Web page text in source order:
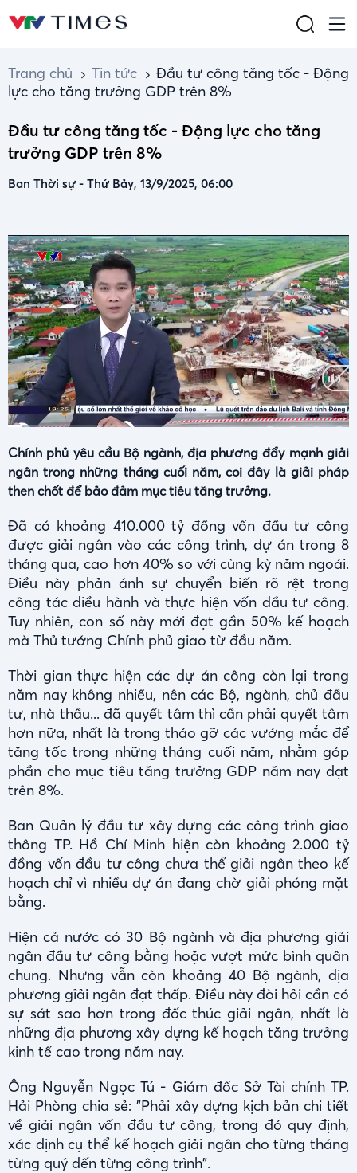
Trang chủ Tin tức
Đầu tư công tăng tốc - Động
lực cho tăng trưởng GDP trên 8%
Đầu tư công tăng tốc - Động lực cho tăng
trưởng GDP trên 8%
Ban Thời sự- Thứ Bảy, 13/9/2025, 06:00
Time
Chính phủ yêu cầu Bộ ngành, địa phương đẩy mạnh giải
ngân trong những tháng cuối năm, coi đây là giải pháp
then chốt để bảo đảm mục tiêu tăng trưởng.
Đã có khoảng 410.000 tỷ đồng vốn đầu tư công
được giải ngân vào các công trình, dự án trong 8
tháng qua, cao hơn 40% so với cùng kỳ năm ngoái.
Điều này phản ánh sự chuyển biến rõ rệt trong
công tác điều hành và thực hiện vốn đầu tư công.
Tuy nhiên, con số này mới đạt gần 50% kế hoạch
mà Thủ tướng Chính phủ giao từ đầu năm.
Thời gian thực hiện các dự án công còn lại trong
năm nay không nhiều, nên các Bộ, ngành, chủ đầu
tư, nhà thầu... đã quyết tâm thì cần phải quyết tâm
hơn nữa, nhất là trong tháo gỡ các vướng mắc để
tăng tốc trong những tháng cuối năm, nhằm góp
phần cho mục tiêu tăng trưởng GDP năm nay đạt
trên 8%.
Ban Quản lý đầu tư xây dựng các công trình giao
thông TP. Hồ Chí Minh hiện còn khoảng 2.000 tỷ
đồng vốn đầu tư công chưa thể giải ngân theo kế
hoạch chỉ vì nhiều dự án đang chờ giải phóng mặt
bằng.
Hiện cả nước có 30 Bộ ngành và địa phương giải
ngân đầu tư công bằng hoặc vượt mức bình quân
chung. Nhưng vẫn còn khoảng 40 Bộ ngành, địa
phương gỉải ngân đạt thấp. Điều này đòi hỏi cần có
sự sát sao hơn trong đốc thúc giải ngân, nhất là
những địa phương xây dựng kế hoạch tăng trưởng
kinh tế cao trong năm nay.
Ông Nguyễn Ngọc Tú - Giám đốc Sở Tài chính TP.
Hải Phòng chia sẻ: "Phải xây dựng kịch bản chi tiết
về giải ngân vốn đầu tư công, trong đó quy định,
xác định cụ thể kế hoạch giải ngân cho từng tháng
từng quý đến từng công trình".